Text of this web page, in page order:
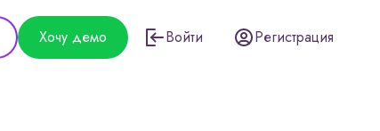
Хочу демо Войти Регистрация